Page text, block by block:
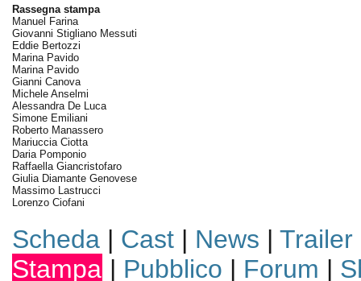
Rassegna stampa
Manuel Farina
Giovanni Stigliano Messuti
Eddie Bertozzi
Marina Pavido
Marina Pavido
Gianni Canova
Michele Anselmi
Alessandra De Luca
Simone Emiliani
Roberto Manassero
Mariuccia Ciotta
Daria Pomponio
Raffaella Giancristofaro
Giulia Diamante Genovese
Massimo Lastrucci
Lorenzo Ciofani
Scheda| Cast| News | Trailer
Stampa | Pubblico | Forum |